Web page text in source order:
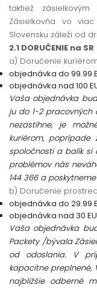
taktiež
Zásielkovňa vo
Slovensku záleži od
2.1 DORUČENIE na SR
a) Doručenie
objednávka do 99.99
objednávka nad 100
Vaša objednávka
ju do 1-2 pracovných
nezastihne, je
kuriérom, poprípade
spoločnosti a balík si
problémov nás
144 366 a
b) Doručenie
objednávka do 29.99
objednávka nad 30
Vaša objednávka
Packety /bývala
od odoslania. V
kapacitne preplnené,
najbližšie odberné